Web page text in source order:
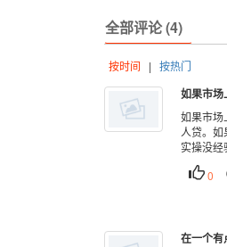
全部评论 (4)
按时间 | 按热门
如果市
如果市场
人贷。如
实操没经
0
在一个